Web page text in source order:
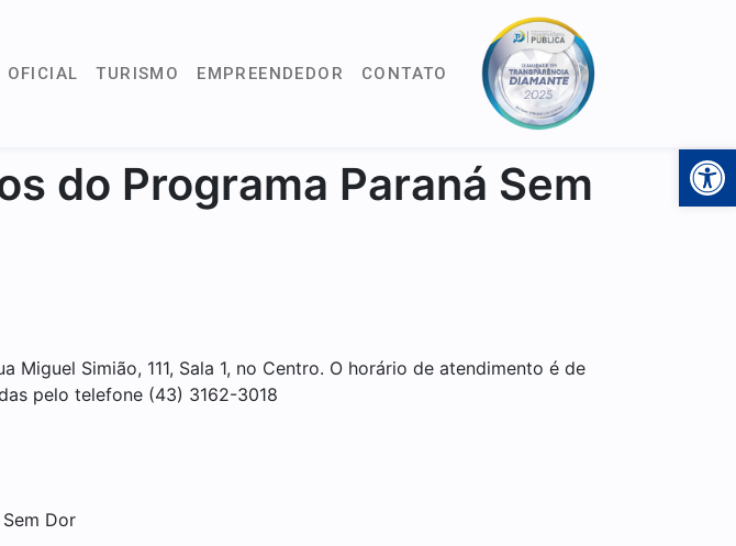
OFICIAL TURISMO EMPREENDEDOR CONTATO
do Programa Paraná Sem
Simião, 111, Sala 1, no Centro. O horário de atendimento é de
pelo telefone (43) 3162-3018
Dor